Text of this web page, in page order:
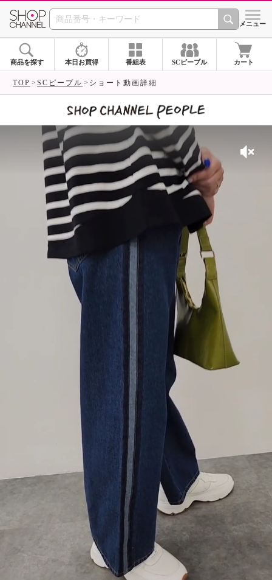
SHOP CHANNEL シメニュー
商品を探す 本日お買得 番組表 SCピープル カート
TOP SCピープル ショート動画詳細